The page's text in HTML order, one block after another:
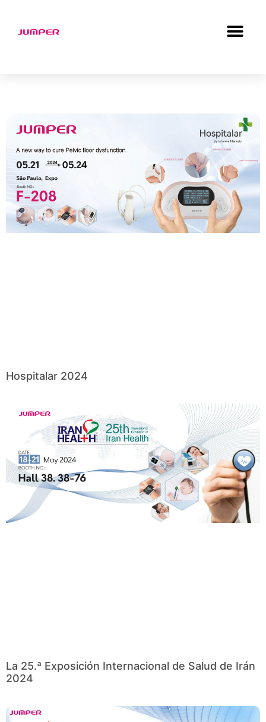
Hospitalar 2024
La 25.ª Exposición Internacional de Salud de Irán
2024